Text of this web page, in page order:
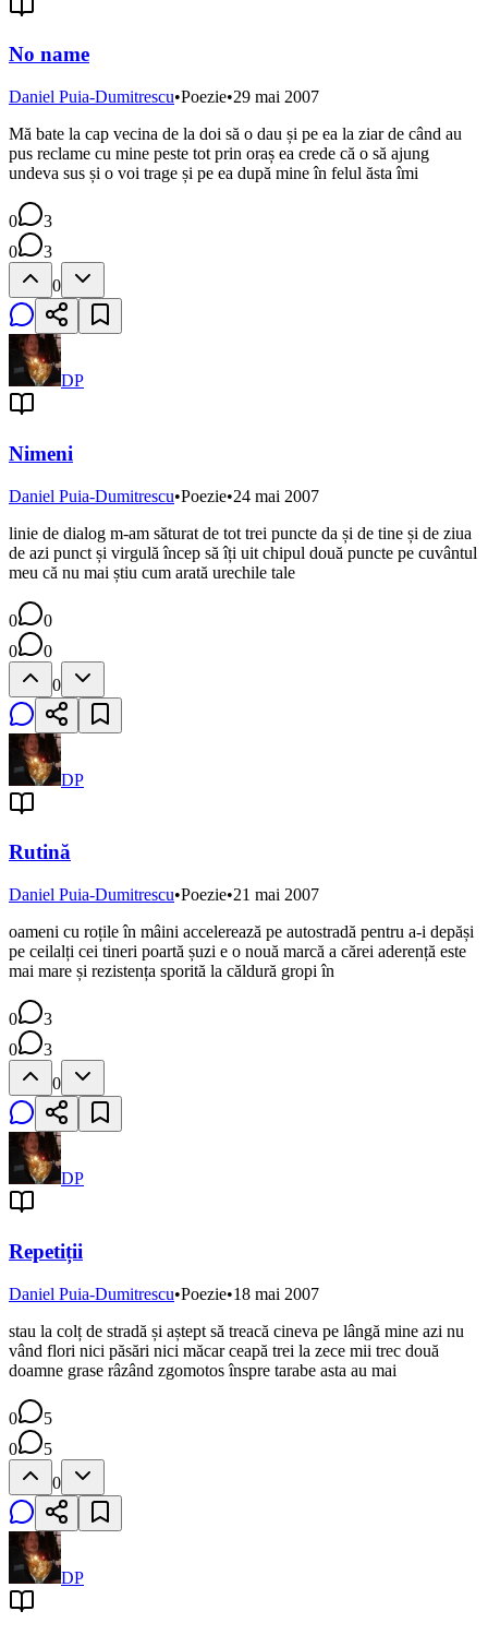
No name
Daniel Puia-Dumitrescu•Poezie•29 mai 2007
Mă bate la cap vecina de la doi să o dau și pe ea la ziar de când au
pus reclame cu mine peste tot prin oraș ea crede că o să ajung
undeva sus și o voi trage și pe ea după mine în felul ăsta îmi
0
3
0
3
0
DP
Nimeni
Daniel Puia-Dumitrescu•Poezie•24 mai 2007
linie de dialog m-am săturat de tot trei puncte da și de tine și de ziua
de azi punct și virgulă încep să îți uit chipul două puncte pe cuvântul
meu că nu mai știu cum arată urechile tale
0
0
0
0
0
DP
Rutină
Daniel Puia-Dumitrescu•Poezie•21 mai 2007
oameni cu roțile în mâini accelerează pe autostradă pentru a-i depăși
pe ceilalți cei tineri poartă șuzi e o nouă marcă a cărei aderență este
mai mare și rezistența sporită la căldură gropi în
0
3
0
3
0
DP
Repetiții
Daniel Puia-Dumitrescu•Poezie•18 mai 2007
stau la colț de stradă și aștept să treacă cineva pe lângă mine azi nu
vând flori nici păsări nici măcar ceapă trei la zece mii trec două
doamne grase râzând zgomotos înspre tarabe asta au mai
0
5
0
5
0
DP